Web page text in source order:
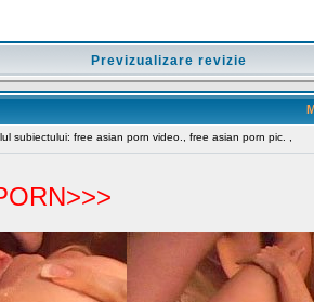
Previzualizare revizie